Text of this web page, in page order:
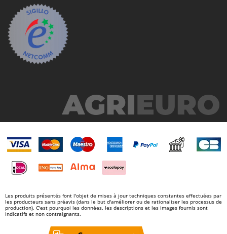
N
New O.M.R.A.
Nilfisk
Ninja
Novatec
Oliviero
Olix
Omas
Ompagrill
Les produits présentés font l'objet de mises à jour techniques constantes effectuées par
les producteurs sans préavis (dans le but d'améliorer ou de rationaliser les processus de
production). C'est pourquoi les données, les descriptions et les images fournis sont
indicatifs et non contraignants.